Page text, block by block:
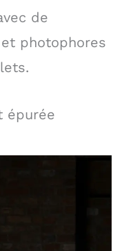
de
photophores
épurée